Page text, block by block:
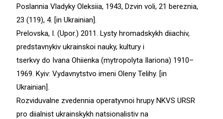
Poslannia Vladyky Oleksiia, 1943, Dzvin voli, 21 bereznia,
23 (119), 4. [in Ukrainian].
Prelovska, I. (Upor.) 2011. Lysty hromadskykh diiachiv,
predstavnykiv ukrainskoi nauky, kultury i
tserkvy do Ivana Ohiienka (mytropolyta Ilariona) 1910–
1969. Kyiv: Vydavnytstvo imeni Oleny Telihy. [in
Ukrainian].
Rozviduvalne zvedennia operatyvnoi hrupy NKVS URSR
pro diialnist ukrainskykh natsionalistiv na